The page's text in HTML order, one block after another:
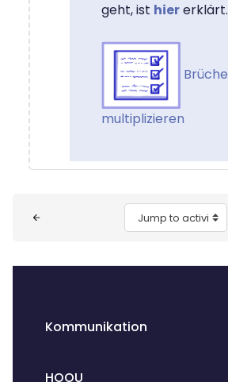
geht, ist hiererklärt.
Brüche
multiplizieren
Jump to activity
Kommunikation
HOOU